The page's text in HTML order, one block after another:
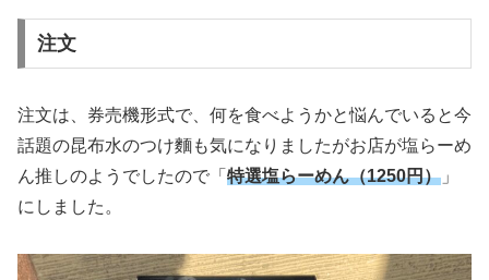
注文
注文は、券売機形式で、何を食べようかと悩んでいると今
話題の昆布水のつけ麵も気になりましたがお店が塩らーめ
ん推しのようでしたので「 特選塩らーめん（1250円） 」
にしました。